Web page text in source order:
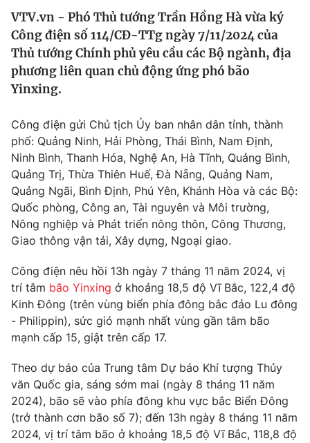
Y tế
Thế giới
Tin tức
Thế giới đó đây
Câu chuyện quốc tế
Tài chính
Thị trường
Góc doanh nghiệp
Dữ liệu và đời sống
Truyền hình
Phim VTV
Hậu trường
Nhân vật
Khán giả
Giải sao mai
Giải trí
Âm nhạc
Sao
Đời sống
Du lịch
Làm đẹp
Giáo dục
Tuyển sinh
Học trực tuyến
Công nghệ
Hitech Công nghệ tương lai
Sản phẩm
Thị trường
Giao lưu trực tuyến
Lịch phát sóng
Giáo dục
VTV.vn - Phó Thủ tướng Trần Hồng Hà vừa ký
Công điện số 114/CĐ-TTg ngày 7/11/2024 của
Thủ tướng Chính phủ yêu cầu các Bộ ngành, địa
phương liên quan chủ động ứng phó bão
Yinxing.
Công điện gửi Chủ tịch Ủy ban nhân dân tỉnh, thành
phố: Quảng Ninh, Hải Phòng, Thái Bình, Nam Định,
Ninh Bình, Thanh Hóa, Nghệ An, Hà Tĩnh, Quảng Bình,
Quảng Trị, Thừa Thiên Huế, Đà Nẵng, Quảng Nam,
Quảng Ngãi, Bình Định, Phú Yên, Khánh Hòa và các Bộ:
Quốc phòng, Công an, Tài nguyên và Môi trường,
Nông nghiệp và Phát triển nông thôn, Công Thương,
Giao thông vận tải, Xây dựng, Ngoại giao.
Công điện nêu hồi 13h ngày 7 tháng 11 năm 2024, vị
trí tâm bão Yinxing ở khoảng 18,5 độ Vĩ Bắc, 122,4 độ
Kinh Đông (trên vùng biển phía đông bắc đảo Lu đông
- Philippin), sức gió mạnh nhất vùng gần tâm bão
mạnh cấp 15, giật trên cấp 17.
Theo dự báo của Trung tâm Dự báo Khí tượng Thủy
văn Quốc gia, sáng sớm mai (ngày 8 tháng 11 năm
2024), bão sẽ vào phía đông khu vực bắc Biển Đông
(trở thành cơn bão số 7); đến 13h ngày 8 tháng 11 năm
2024, vị trí tâm bão ở khoảng 18,5 độ Vĩ Bắc, 118,8 độ